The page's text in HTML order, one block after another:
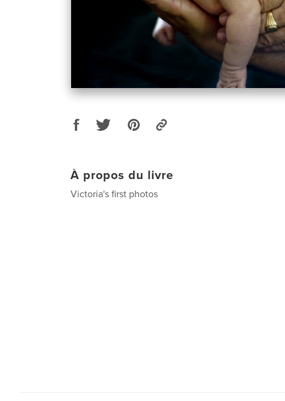
À propos du livre
Victoria's first photos